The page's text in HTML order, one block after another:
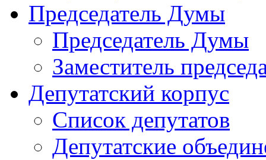
Председатель Думы
Председатель Думы
Заместитель
Депутатский корпус
Список депутатов
Депутатские